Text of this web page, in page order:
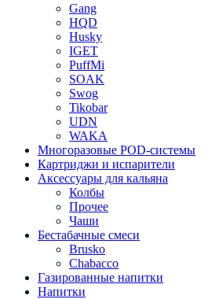
Gang
HQD
Husky
IGET
PuffMi
SOAK
Swog
Tikobar
UDN
WAKA
Многоразовые POD-системы
Картриджи и испарители
Аксессуары для кальяна
Колбы
Прочее
Чаши
Бестабачные смеси
Brusko
Chabacco
Газированные напитки
Напитки